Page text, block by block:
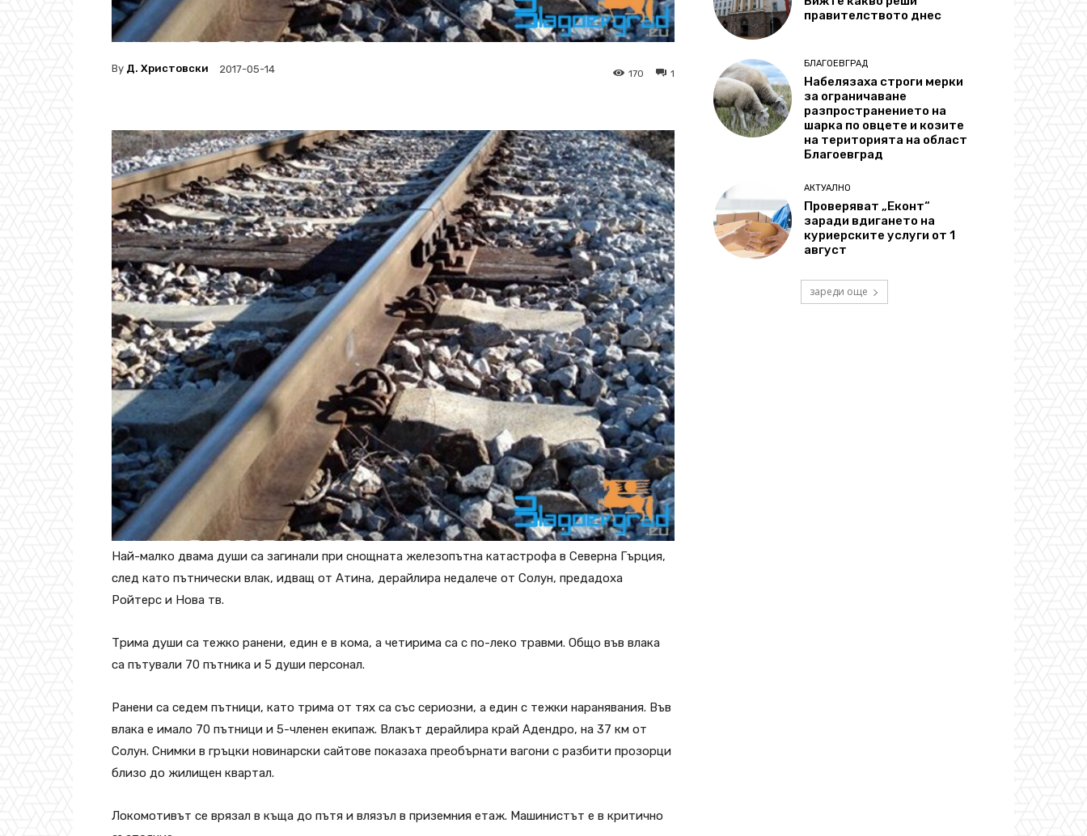
By Д. Христовски 2017-05-14 1
170
Най-малко двама души са загинали при снощната железопътна катастрофа в Северна Гърция,
след като пътнически влак, идващ от Атина, дерайлира недалече от Солун, предадоха
Ройтерс и Нова тв.
Трима души са тежко ранени, един е в кома, а четирима са с по-леко травми. Общо във влака
са пътували 70 пътника и 5 души персонал.
Ранени са седем пътници, като трима от тях са със сериозни, а един с тежки наранявания. Във
влака е имало 70 пътници и 5-членен екипаж. Влакът дерайлира край Адендро, на 37 км от
Солун. Снимки в гръцки новинарски сайтове показаха преобърнати вагони с разбити прозорци
близо до жилищен квартал.
Локомотивът се врязал в къща до пътя и влязъл в приземния етаж. Машинистът е в критично
правителството днес
БЛАГОЕВГРАД
Набелязаха строги мерки
за ограничаване
разпространението на
шарка по овцете и козите
на територията на област
Благоевград
АКТУАЛНО
Проверяват „Еконт“
заради вдигането на
куриерските услуги от 1
август
зареди още